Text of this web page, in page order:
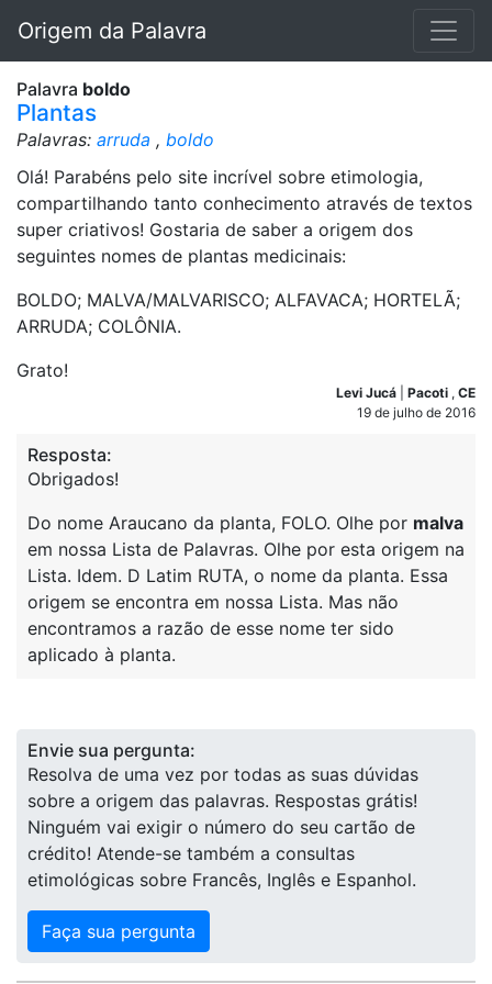
Origem da Palavra
Palavra boldo
Plantas
Palavras: arruda , boldo
Olá! Parabéns pelo site incrível sobre etimologia,
compartilhando tanto conhecimento através de textos
super criativos! Gostaria de saber a origem dos
seguintes nomes de plantas medicinais:
BOLDO; MALVA/MALVARISCO; ALFAVACA; HORTELÃ;
ARRUDA; COLÔNIA.
Grato!
Levi Jucá Pacoti , CE
19 de julho de 2016
Resposta:
Obrigados!
Do nome Araucano da planta, FOLO. Olhe por malva
em nossa Lista de Palavras. Olhe por esta origem na
Lista. Idem. D Latim RUTA, o nome da planta. Essa
origem se encontra em nossa Lista. Mas não
encontramos a razão de esse nome ter sido
aplicado à planta.
Envie sua pergunta:
Resolva de uma vez por todas as suas dúvidas
sobre a origem das palavras. Respostas grátis!
Ninguém vai exigir o número do seu cartão de
crédito! Atende-se também a consultas
etimológicas sobre Francês, Inglês e Espanhol.
Faça sua pergunta